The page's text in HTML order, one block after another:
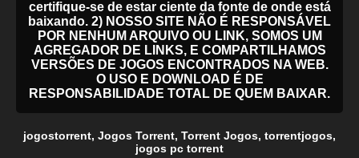
certifique-se de estar ciente da fonte de onde está
baixando. 2) NOSSO SITE NÃO É RESPONSÁVEL
POR NENHUM ARQUIVO OU LINK, SOMOS UM
AGREGADOR DE LINKS, E COMPARTILHAMOS
VERSÕES DE JOGOS ENCONTRADOS NA WEB.
O USO E DOWNLOAD É DE
RESPONSABILIDADE TOTAL DE QUEM BAIXAR.
jogostorrent, Jogos Torrent, Torrent Jogos, torrentjogos,
jogos pc torrent